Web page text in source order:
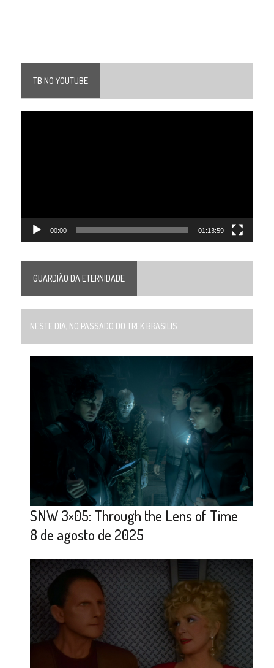
TB NO YOUTUBE
00:00 01:13:59
GUARDIÃO DA ETERNIDADE
NESTE DIA, NO PASSADO DO TREK BRASILIS...
SNW 3×05: Through the Lens of Time
8 de agosto de 2025